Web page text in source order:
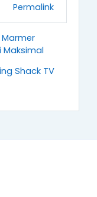
Permalink
Maksimal
Shack TV